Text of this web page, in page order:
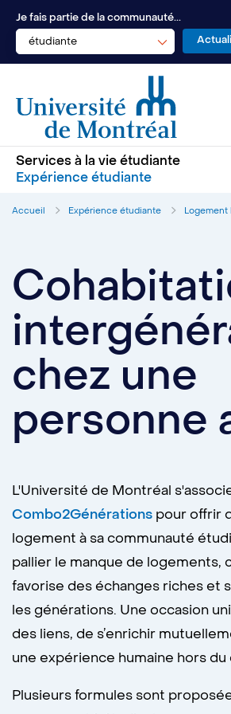
Je fais partie de la communauté...
étudiante
Services à la vie étudiante
Expérience étudiante
Accueil Expérience étudiante Logement
chez une
personne
L'Université de Montréal
Combo2Générations pour offrir
logement à sa communauté
pallier le manque de logements,
favorise des échanges riches et
les générations. Une occasion
des liens, de s’enrichir
une expérience humaine hors du
Plusieurs formules sont